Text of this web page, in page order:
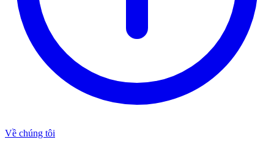
Về chúng tôi